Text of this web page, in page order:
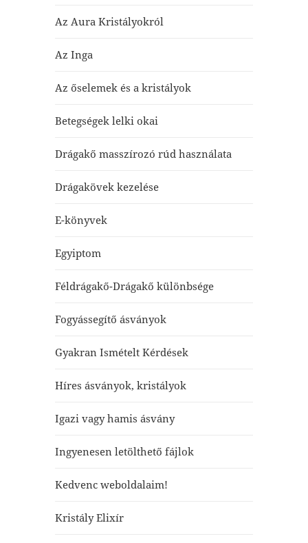
Az Aura Kristályokról
Az Inga
Az őselemek és a kristályok
Betegségek lelki okai
Drágakő masszírozó rúd használata
Drágakövek kezelése
E-könyvek
Egyiptom
Féldrágakő-Drágakő különbsége
Fogyássegítő ásványok
Gyakran Ismételt Kérdések
Híres ásványok, kristályok
Igazi vagy hamis ásvány
Ingyenesen letölthető fájlok
Kedvenc weboldalaim!
Kristály Elixír